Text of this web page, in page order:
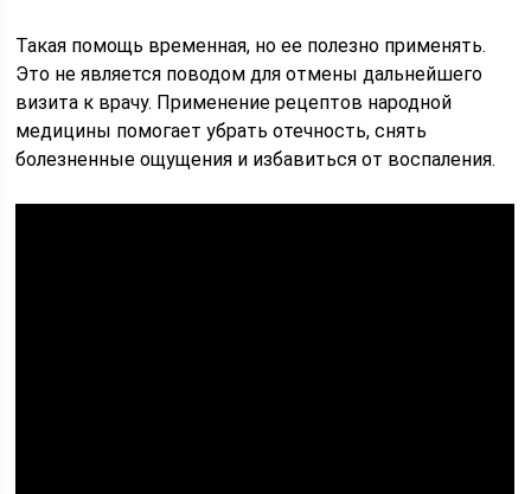
Такая помощь временная, но ее полезно применять.
Это не является поводом для отмены дальнейшего
визита к врачу. Применение рецептов народной
медицины помогает убрать отечность, снять
болезненные ощущения и избавиться от воспаления.